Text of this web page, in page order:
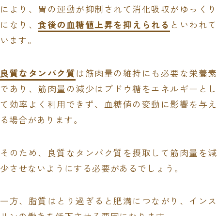
により、胃の運動が抑制されて消化吸収がゆっくり
になり、食後の血糖値上昇を抑えられる といわれて
います。
良質なタンパク質は筋肉量の維持にも必要な栄養素
であり、筋肉量の減少はブドウ糖をエネルギーとし
て効率よく利用できず、血糖値の変動に影響を与え
る場合があります。
そのため、良質なタンパク質を摂取して筋肉量を減
少させないようにする必要があるでしょう。
一方、脂質はとり過ぎると肥満につながり、インス